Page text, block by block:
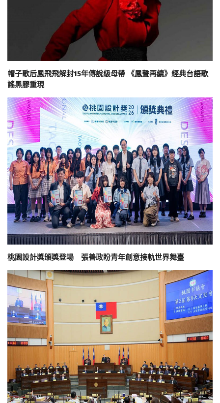
帽子歌后鳳飛飛解封15年傳說級母帶 《鳳聲再續》經典台語歌
謠黑膠重現
桃園設計獎頒獎登場 張善政盼青年創意接軌世界舞臺